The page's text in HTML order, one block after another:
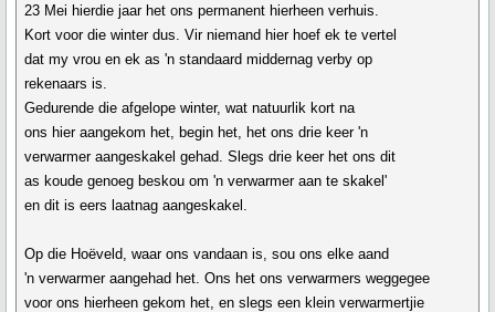
23 Mei hierdie jaar het ons permanent hierheen verhuis.
Kort voor die winter dus. Vir niemand hier hoef ek te vertel
dat my vrou en ek as 'n standaard middernag verby op
rekenaars is.
Gedurende die afgelope winter, wat natuurlik kort na
ons hier aangekom het, begin het, het ons drie keer 'n
verwarmer aangeskakel gehad. Slegs drie keer het ons dit
as koude genoeg beskou om 'n verwarmer aan te skakel'
en dit is eers laatnag aangeskakel.
Op die Hoëveld, waar ons vandaan is, sou ons elke aand
'n verwarmer aangehad het. Ons het ons verwarmers weggegee
voor ons hierheen gekom het, en slegs een klein verwarmertjie